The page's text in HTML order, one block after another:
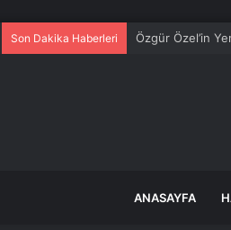
Son Dakika Haberleri Özgür Özel’in
ANASAYFA